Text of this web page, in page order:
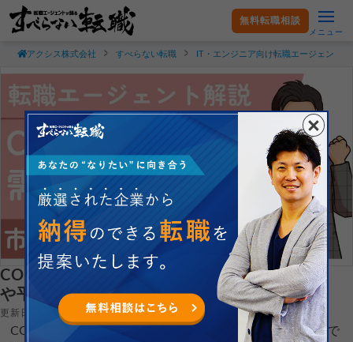
無料転職相談
メニュー
アクシス株式会社 すべらない転職 IT・エンジニア向け転職エージェント
COBOLって需要・将来性あるの？市場価値
や平均年収をプロが公開
更新日：2026.04.13
COBOLの需要や将来性について、就職・転職支援のプロで